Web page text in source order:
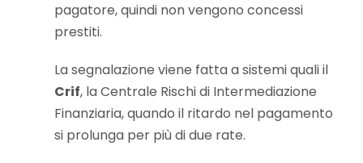
pagatore, quindi non vengono concessi
prestiti.
La segnalazione viene fatta a sistemi quali il
Crif, la Centrale Rischi di Intermediazione
Finanziaria, quando il ritardo nel pagamento
si prolunga per più di due rate.